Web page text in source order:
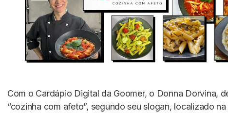
Com o Cardápio Digital da Goomer, o Donna Dorvina,
“cozinha com afeto”, segundo seu slogan, localizado